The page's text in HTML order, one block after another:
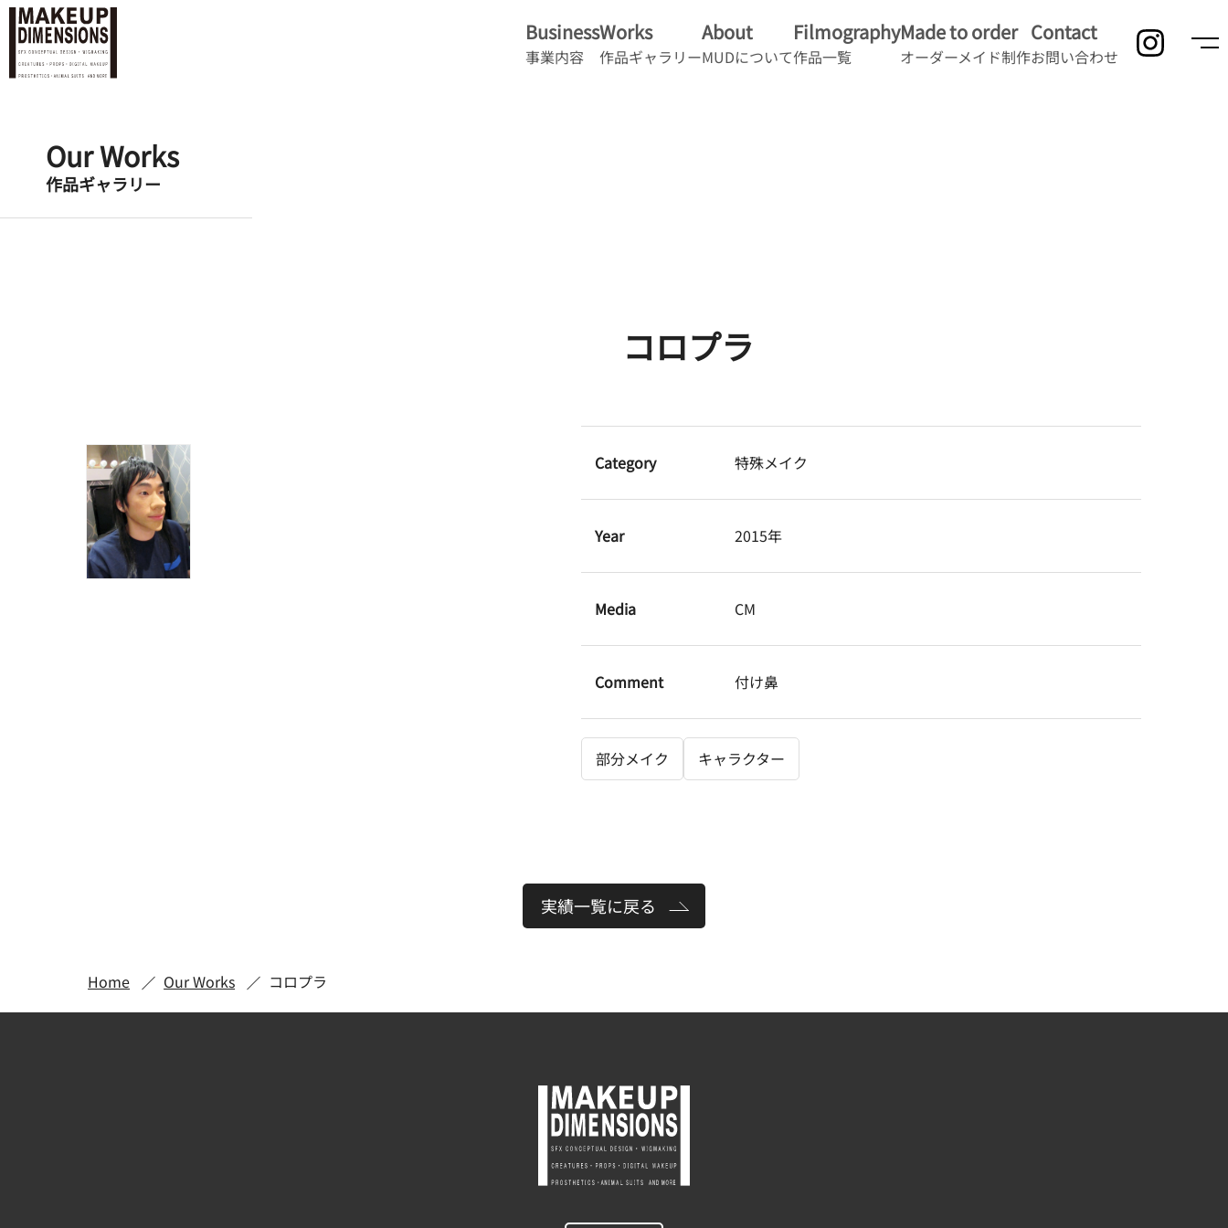
Business
事業内容
Works
作品ギャラリー
About
MUDについて
Filmography
作品一覧
Made to order
オーダーメイド制作
Contact
お問い合わせ
Our Works
作品ギャラリー
コロプラ
Category 特殊メイク
Year 2015年
Media CM
Comment 付け鼻
部分メイク キャラクター
実績一覧に戻る
Home Our Works コロプラ